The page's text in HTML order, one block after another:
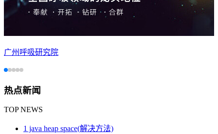
广州呼吸研究院
热点新闻
TOP NEWS
1 java heap space(解决方法)